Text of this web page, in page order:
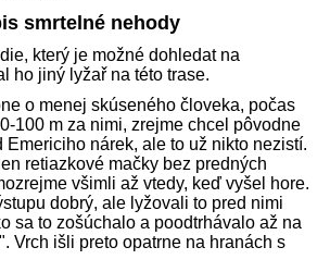
smrtelné nehody
který je možné dohledat na
ho jiný lyžař na této trase.
o menej skúseného človeka, počas
100 m za nimi, zrejme chcel pôvodne
Emericiho nárek, ale to už nikto nezistí.
retiazkové mačky bez predných
všimli až vtedy, keď vyšel hore.
dobrý, ale lyžovali to pred nimi
sa to zošúchalo a poodtrhávalo až na
Vrch išli preto opatrne na hranách s